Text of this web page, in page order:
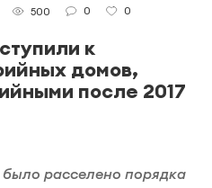
500
0 0
к
домов,
после 2017
расселено порядка